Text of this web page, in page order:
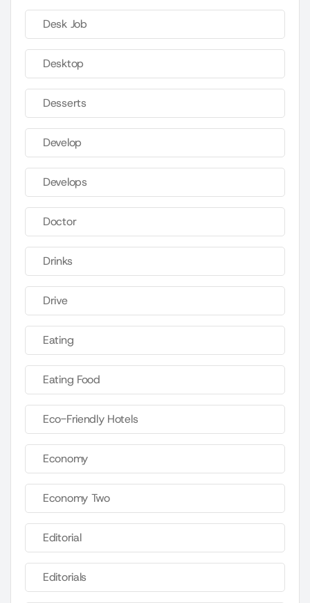
Desk Job
Desktop
Desserts
Develop
Develops
Doctor
Drinks
Drive
Eating
Eating Food
Eco-Friendly Hotels
Economy
Economy Two
Editorial
Editorials